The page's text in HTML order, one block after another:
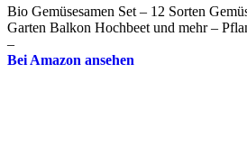
Bio Gemüsesamen Set – 12 Sorten
Garten Balkon Hochbeet und mehr –
–
Bei Amazon ansehen